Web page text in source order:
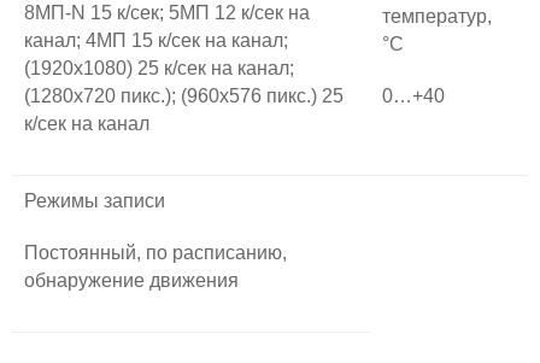
8МП-N 15 к/сек; 5МП 12 к/сек на
канал; 4МП 15 к/сек на канал;
(1920х1080) 25 к/сек на канал;
(1280х720 пикс.); (960х576 пикс.) 25
к/сек на канал
температур,
°С
0…+40
Режимы записи
Постоянный, по расписанию,
обнаружение движения